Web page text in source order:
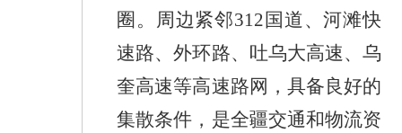
圈。周边紧邻312 国道、河滩快
速路、外环路、吐乌大高速、乌
奎高速等高速路网，具备良好的
集散条件，是全疆交通和物流资